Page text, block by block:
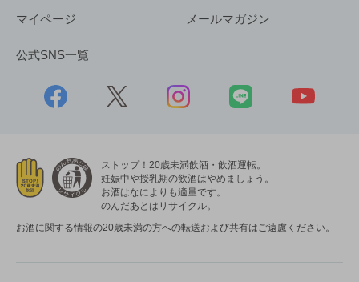
マイページ メールマガジン
公式SNS一覧
ストップ！20歳未満飲酒・飲酒運転。
妊娠中や授乳期の飲酒はやめましょう。
お酒はなによりも適量です。
のんだあとはリサイクル。
お酒に関する情報の20歳未満の方への転送および共有はご遠慮ください。